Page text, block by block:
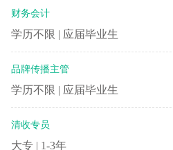
财务会计
学历不限 | 应届毕业生
品牌传播主管
学历不限 | 应届毕业生
清收专员
大专 | 1-3年